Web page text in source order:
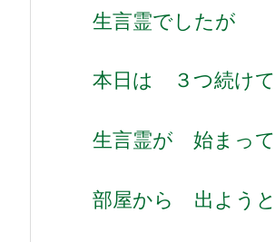
生言霊でしたが
本日は ３つ続け
生言霊が 始まっ
部屋から 出ようと